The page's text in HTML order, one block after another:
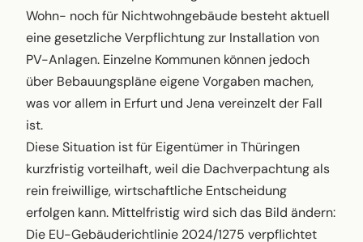
Wohn- noch für Nichtwohngebäude besteht aktuell
eine gesetzliche Verpflichtung zur Installation von
PV-Anlagen. Einzelne Kommunen können jedoch
über Bebauungspläne eigene Vorgaben machen,
was vor allem in Erfurt und Jena vereinzelt der Fall
ist.
Diese Situation ist für Eigentümer in Thüringen
kurzfristig vorteilhaft, weil die Dachverpachtung als
rein freiwillige, wirtschaftliche Entscheidung
erfolgen kann. Mittelfristig wird sich das Bild ändern:
Die EU-Gebäuderichtlinie 2024/1275 verpflichtet